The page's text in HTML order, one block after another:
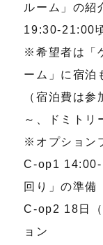
ルーム」の紹
19:30-21:00
※希望者は「
ーム」に宿泊
（宿泊費は
～、ドミトリ
※オプション
C-op1
回り」の準備
C-op2 18日
ョン